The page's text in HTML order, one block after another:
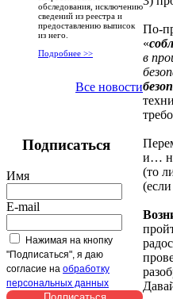
обследования, исключению
сведений из реестра и
предоставлению выписок
из него.
Подробнее >>
Все новости
Подписаться
Имя
E-mail
Нажимая на кнопку
"Подписаться", я даю
согласие на обработку
персональных данных
По-
«
в
и…
(то